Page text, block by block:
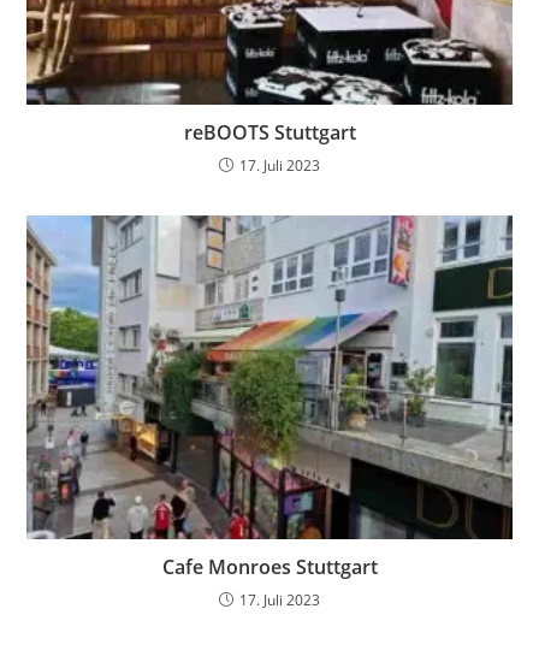
reBOOTS Stuttgart
17. Juli 2023
Cafe Monroes Stuttgart
17. Juli 2023